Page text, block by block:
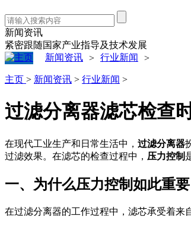
新闻资讯
紧密跟随国家产业指导及技术发展
新闻资讯 > 行业新闻 >
主页 > 新闻资讯 > 行业新闻 >
过滤分离器滤芯检查
在现代工业生产和日常生活中， 过滤分离器
过滤效果。在滤芯的检查过程中， 压力控制
一、为什么压力控制如此重要
在过滤分离器的工作过程中，滤芯承受着来